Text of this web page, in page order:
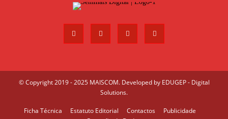
© Copyright 2019 - 2025 MAISCOM. Developed by EDUGEP - Digital
Solutions.
Ficha Técnica Estatuto Editorial Contactos
Publicidade